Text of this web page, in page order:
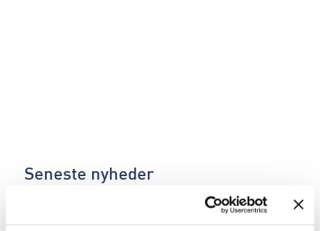
Seneste nyheder
SE ALLE NYHEDER